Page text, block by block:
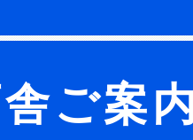
ご案内